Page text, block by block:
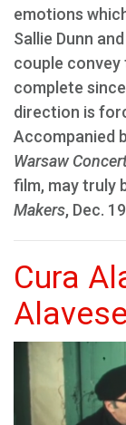
emotions
Sallie Dunn
couple
complete
direction is
Accompanied
Warsaw
film, may truly
Makers, Dec.
Cura